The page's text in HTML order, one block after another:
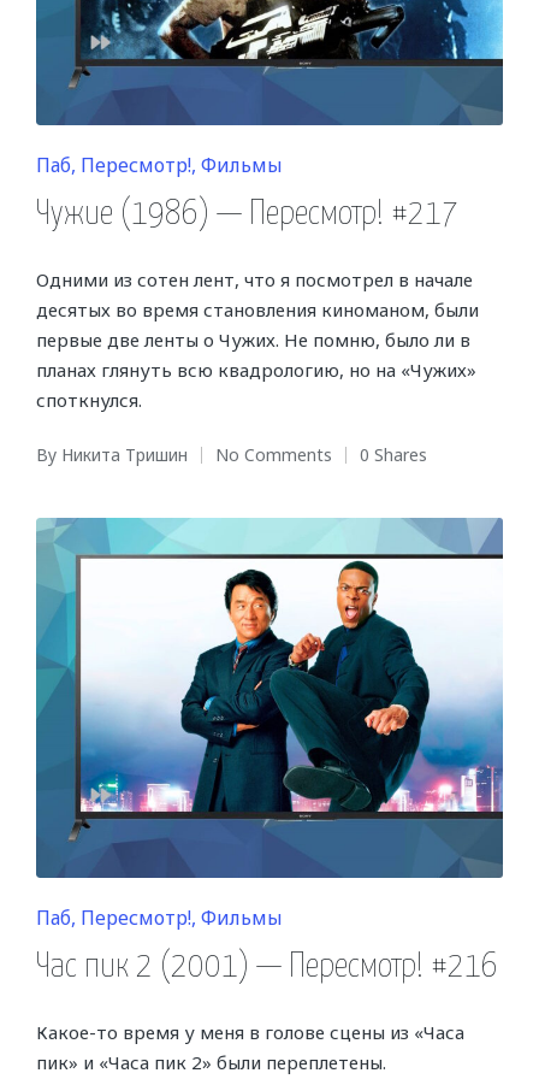
Posted
in
Паб Пересмотр! Фильмы
Чужие (1986) — Пересмотр! #217
Одними из сотен лент, что я посмотрел в начале
десятых во время становления киноманом, были
первые две ленты о Чужих. Не помню, было ли в
планах глянуть всю квадрологию, но на «Чужих»
споткнулся.
Posted
By Никита Тришин No Comments 0 Shares
Posted
in
Паб Пересмотр! Фильмы
Час пик 2 (2001) — Пересмотр! #216
Какое-то время у меня в голове сцены из «Часа
пик» и «Часа пик 2» были переплетены.